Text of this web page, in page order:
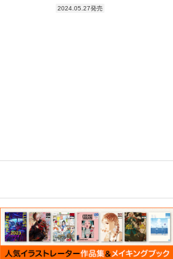
2024.05.27発売